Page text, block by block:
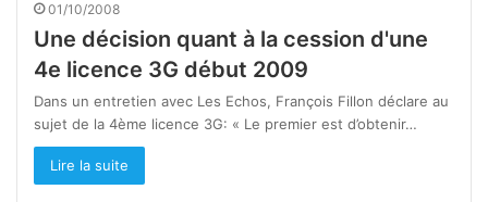
01/10/2008
Une décision quant à la cession d'une
4e licence 3G début 2009
Dans un entretien avec Les Echos, François Fillon déclare au
sujet de la 4ème licence 3G: « Le premier est d’obtenir…
Lire la suite